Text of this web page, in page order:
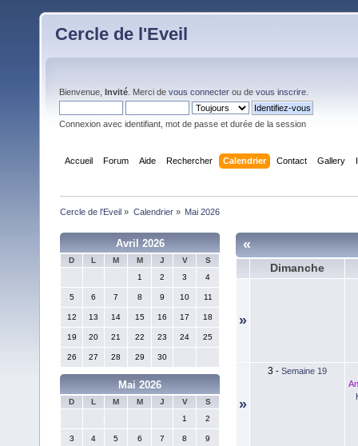
Cercle de l'Eveil
Bienvenue, Invité . Merci de vous connecter ou de vous inscrire
Connexion avec identifiant, mot de passe et durée de la session
Accueil Forum Aide Rechercher Calendrier Contact Gallery
Cercle de l'Eveil » Calendrier» Mai 2026
Avril 2026
D L M M J V
S
1
2 3 4
5 6 7 8 9 10 11
12 13 14 15 16 17 18
19 20 21 22 23 24 25
26 27 28 29 30
Mai 2026
D L M M J V
S
1
2
3 4 5 6 7 8 9
«
Dimanche
»
»
3 - Semaine 19